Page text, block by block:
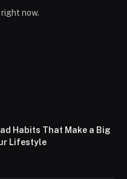
now.
Habits That Make a Big
Lifestyle